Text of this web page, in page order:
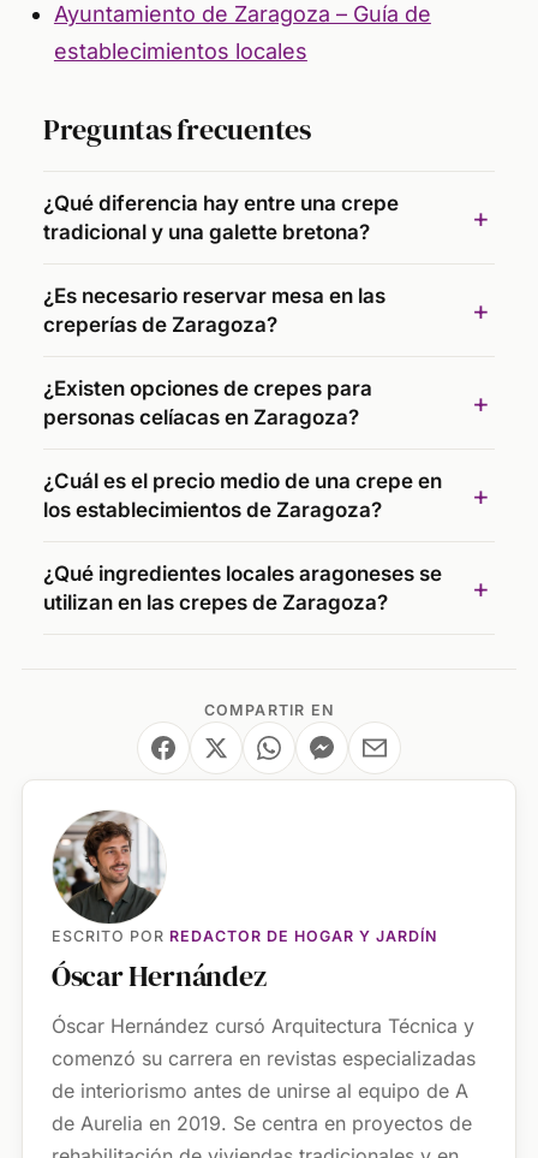
Ayuntamiento de Zaragoza – Guía de
establecimientos locales
Preguntas frecuentes
¿Qué diferencia hay entre una crepe
tradicional y una galette bretona?
¿Es necesario reservar mesa en las
creperías de Zaragoza?
¿Existen opciones de crepes para
personas celíacas en Zaragoza?
¿Cuál es el precio medio de una crepe en
los establecimientos de Zaragoza?
¿Qué ingredientes locales aragoneses se
utilizan en las crepes de Zaragoza?
COMPARTIR EN
ESCRITO POR REDACTOR DE HOGAR Y JARDÍN
Óscar Hernández
Óscar Hernández cursó Arquitectura Técnica y
comenzó su carrera en revistas especializadas
de interiorismo antes de unirse al equipo de A
de Aurelia en 2019. Se centra en proyectos de